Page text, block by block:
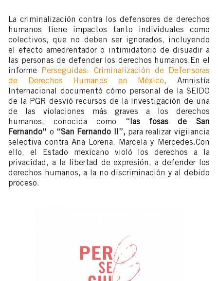
La criminalización contra los defensores de derechos
humanos tiene impactos tanto individuales como
colectivos, que no deben ser ignorados, incluyendo
el efecto amedrentador o intimidatorio de disuadir a
las personas de defender los derechos humanos.En el
informe Perseguidas: Criminalización de Defensoras
de Derechos Humanos en México, Amnistía
Internacional documentó cómo personal de la SEIDO
de la PGR desvió recursos de la investigación de una
de las violaciones más graves a los derechos
humanos, conocida como “las fosas de San
Fernando” o “San Fernando II”, para realizar vigilancia
selectiva contra Ana Lorena, Marcela y Mercedes.Con
ello, el Estado mexicano violó los derechos a la
privacidad, a la libertad de expresión, a defender los
derechos humanos, a la no discriminación y al debido
proceso.